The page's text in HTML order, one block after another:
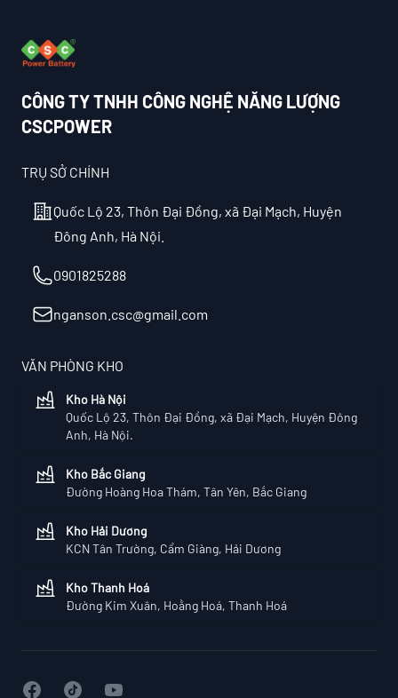
CÔNG TY TNHH CÔNG NGHỆ NĂNG LƯỢNG
CSCPOWER
TRỤ SỞ CHÍNH
Quốc Lộ 23, Thôn Đại Đồng, xã Đại Mạch, Huyện
Đông Anh, Hà Nội.
Điện thoại
0901825288
Emailnganson.csc@gmail.com
VĂN PHÒNG KHO
Kho Hà Nội
Quốc Lộ 23, Thôn Đại Đồng, xã Đại Mạch, Huyện Đông
Anh, Hà Nội.
Kho Bắc Giang
Đường Hoàng Hoa Thám, Tân Yên, Bắc Giang
Kho Hải Dương
KCN Tân Trường, Cẩm Giàng, Hải Dương
Kho Thanh Hoá
Đường Kim Xuân, Hoằng Hoá, Thanh Hoá
Facebook
X YouTube